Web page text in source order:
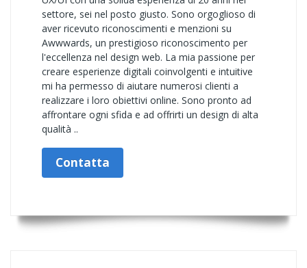
settore, sei nel posto giusto. Sono orgoglioso di
aver ricevuto riconoscimenti e menzioni su
Awwwards, un prestigioso riconoscimento per
l'eccellenza nel design web. La mia passione per
creare esperienze digitali coinvolgenti e intuitive
mi ha permesso di aiutare numerosi clienti a
realizzare i loro obiettivi online. Sono pronto ad
affrontare ogni sfida e ad offrirti un design di alta
qualità ..
Contatta